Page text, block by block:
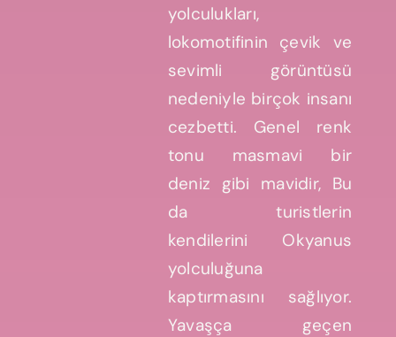
yolculukları,
lokomotifinin çevik ve
sevimli görüntüsü
nedeniyle birçok insanı
cezbetti. Genel renk
tonu masmavi bir
deniz gibi mavidir, Bu
da turistlerin
kendilerini Okyanus
yolculuğuna
kaptırmasını sağlıyor.
Yavaşça geçen